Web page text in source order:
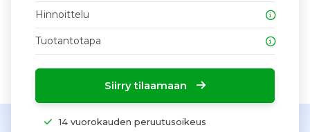
Hinnoittelu
Tuotantotapa
Siirry tilaamaan
14 vuorokauden peruutusoikeus